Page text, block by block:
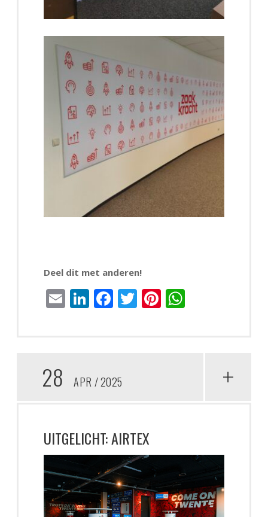
Deel dit met anderen!
EmailLinkedIn
Facebook
TwitterPinterest
28 APR 2025 +
UITGELICHT: AIRTEX